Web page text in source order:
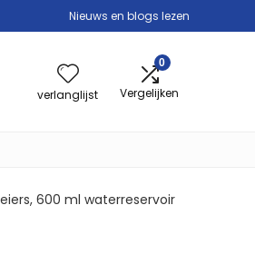
Nieuws en blogs lezen
verlanglijst
0
Vergelijken
600 ml waterreservoir